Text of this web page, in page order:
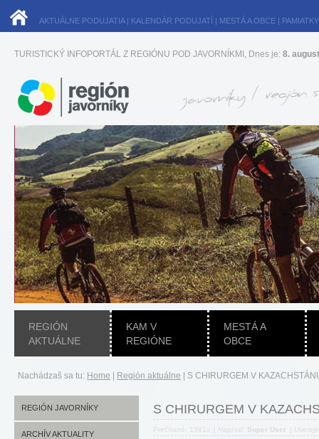
AKTUÁLNE PODUJATIA| KALENDÁR PODUJATÍ | MESTÁ A OBCE | PAMIATKY
TURISTICKÝ INFOPORTÁL Z REGIÓNU POD JAVORNÍKMI, Dnes je: 8.
REGIÓN
AKTUÁLNE
KAM V
REGIÓNE
MESTÁ A
OBCE
Nachádzaš sa tu: Home Región aktuálne S CHIRURGEM V
REGIÓN JAVORNÍKY
ARCHÍV AKTUALITY
S CHIRURGEM V
Prečítané: 1341x Napísal: Super User